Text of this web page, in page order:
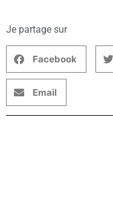
Je partage sur
Facebook
Email